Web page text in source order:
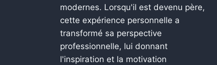
modernes. Lorsqu'il est devenu père,
cette expérience personnelle a
transformé sa perspective
professionnelle, lui donnant
l'inspiration et la motivation